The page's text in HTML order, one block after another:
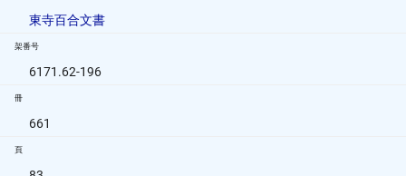
東寺百合文書
架番号
6171.62-196
冊
661
頁